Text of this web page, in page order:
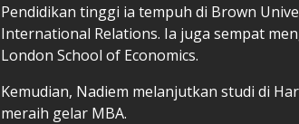
Pendidikan tinggi ia tempuh di Brown
International Relations. Ia juga sempat
London School of Economics.
Kemudian, Nadiem melanjutkan studi di
meraih gelar MBA.